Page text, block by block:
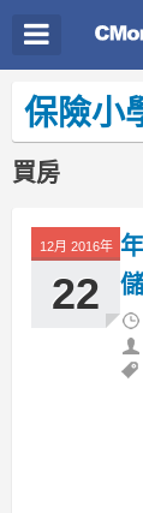
保險小
買房
12月 2016年
22